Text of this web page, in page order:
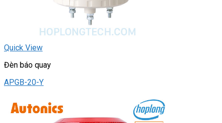
Quick View
Đèn báo quay
APGB-20-Y